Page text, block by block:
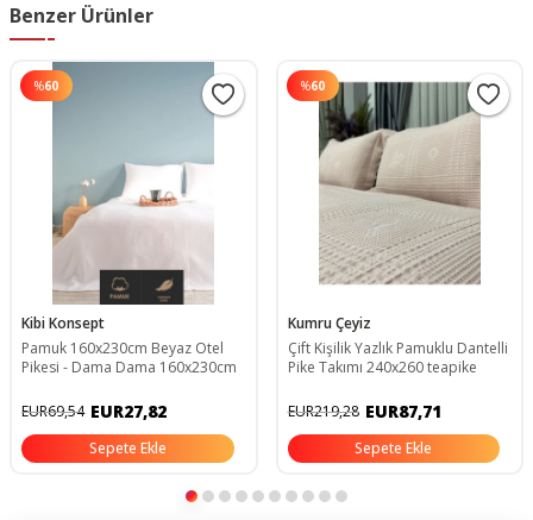
Benzer Ürünler
%60
Kibi Konsept
Pamuk 160x230cm Beyaz Otel
Pikesi - Dama Dama 160x230cm
EUR69,54 EUR27,82
Sepete Ekle
%60
Kumru Çeyiz
Çift Kişilik Yazlık Pamuklu Dantelli
Pike Takımı 240x260 teapike
EUR219,28 EUR87,71
Sepete Ekle